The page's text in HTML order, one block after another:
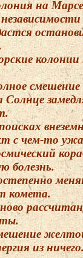
на
колонии
смешение
Солнце
с чем-то
болезнь.
комета.
из